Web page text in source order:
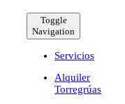
Toggle
Navigation
Servicios
Alquiler
Torregrúas